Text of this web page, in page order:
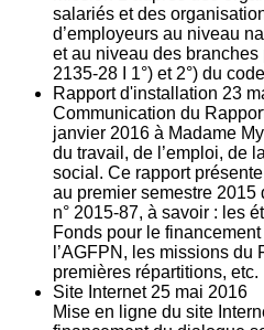
salariés et des
d’employeurs au niveau
et au niveau des
2135‐28 I 1°) et 2°) du
Rapport d'installation 23
Communication du
janvier 2016 à Madame
du travail, de l’emploi, de
social. Ce rapport
au premier semestre
n° 2015-87, à savoir : les
Fonds pour le
l’AGFPN, les missions
premières répartitions, etc.
Site Internet 25 mai 2016
Mise en ligne du site